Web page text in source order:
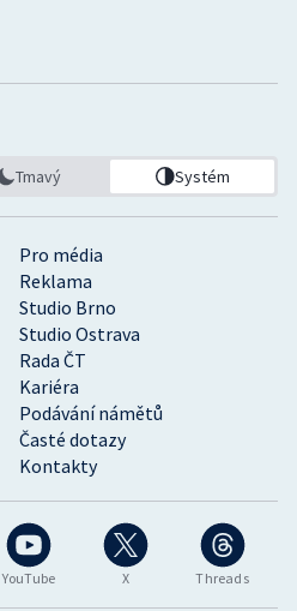
YouTube X Threads
Pro média
Reklama
Studio Brno
Studio Ostrava
Rada ČT
Kariéra
Podávání námětů
Časté dotazy
Kontakty
Tmavý Systém